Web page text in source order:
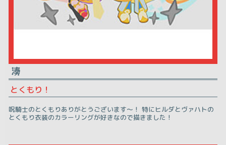
湊
とくもり！
呪騎士のとくもりありがとうございます～！ 特にヒルダとヴァハトの
とくもり衣装のカラーリングが好きなので描きました！